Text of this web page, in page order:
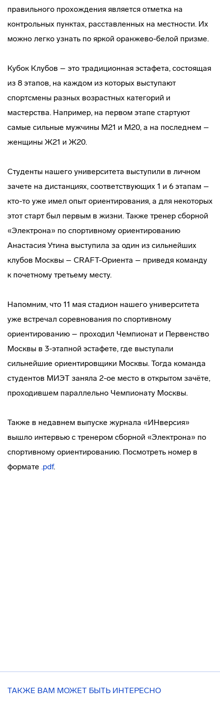
правильного прохождения является отметка на
контрольных пунктах, расставленных на местности. Их
можно легко узнать по яркой оранжево-белой призме.
Кубок Клубов – это традиционная эстафета, состоящая
из 8 этапов, на каждом из которых выступают
спортсмены разных возрастных категорий и
мастерства. Например, на первом этапе стартуют
самые сильные мужчины М21 и М20, а на последнем –
женщины Ж21 и Ж20.
Студенты нашего университета выступили в личном
зачете на дистанциях, соответствующих 1 и 6 этапам –
кто-то уже имел опыт ориентирования, а для некоторых
этот старт был первым в жизни. Также тренер сборной
«Электрона» по спортивному ориентированию
Анастасия Утина выступила за один из сильнейших
клубов Москвы – CRAFT-Ориента – приведя команду
к почетному третьему месту.
Напомним, что 11 мая стадион нашего университета
уже встречал соревнования по спортивному
ориентированию – проходил Чемпионат и Первенство
Москвы в 3-этапной эстафете, где выступали
сильнейшие ориентировщики Москвы. Тогда команда
студентов МИЭТ заняла 2-ое место в открытом зачёте,
проходившем параллельно Чемпионату Москвы.
Также в недавнем выпуске журнала «ИНверсия»
вышло интервью с тренером сборной «Электрона» по
спортивному ориентированию. Посмотреть номер в
формате .pdf.
ТАКЖЕ ВАМ МОЖЕТ БЫТЬ ИНТЕРЕСНО